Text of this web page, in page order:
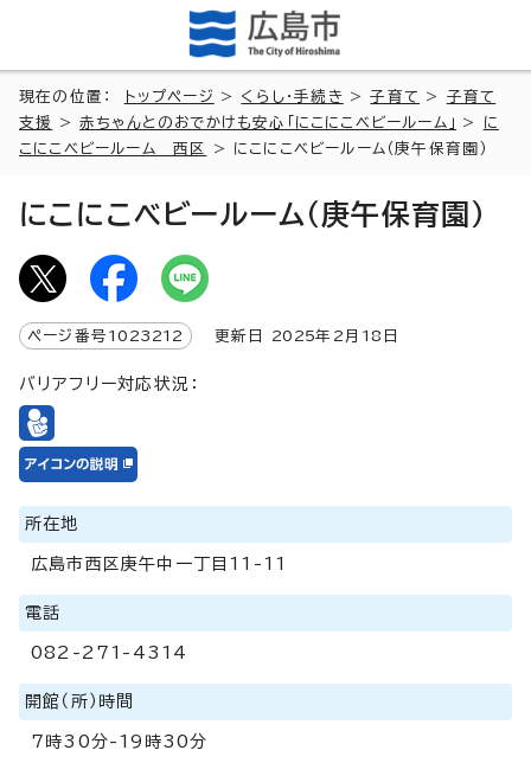
現在の位置： トップページ > くらし・手続き >子育て > 子育て
支援
>赤ちゃんとのおでかけも安心「にこにこベビールーム」 >
に
こにこベビールーム 西区
> にこにこベビールーム（庚午保育園）
にこにこベビールーム（庚午保育園）
ページ番号 1023212 更新日 2025年2月 18 日
バリアフリー対応状況：
所在地
広島市西区庚午中一丁目11-11
電話
082-271-4314
開館（所）時間
7時30分-19時30分